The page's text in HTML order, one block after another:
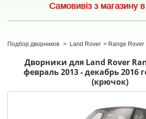
Самовивіз з магазину в
Подбор дворников > Land Rover > Range Rover
Дворники для Land Rover
февраль 2013 - декабрь 2016
(крючок)